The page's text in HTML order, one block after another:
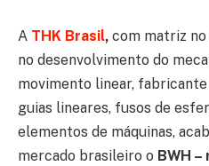
A THK Brasil, com matriz no
no desenvolvimento do
movimento linear,
guias lineares, fusos de
elementos de máquinas,
mercado brasileiro o BWH